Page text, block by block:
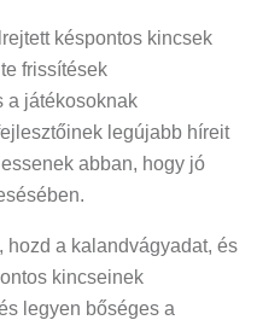
késpontos kincsek
frissítések
a játékosoknak
legújabb híreit
abban, hogy jó
hozd a kalandvágyadat, és
kincseinek
legyen bőséges a